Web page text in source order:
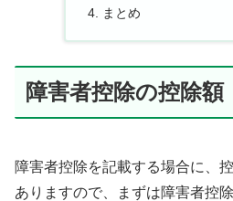
まとめ
障害者控除の控除額
障害者控除を記載する場合に、
ありますので、まずは障害者控